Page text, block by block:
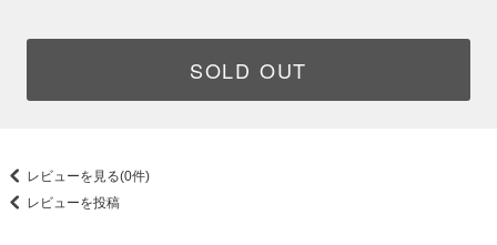
SOLD OUT
レビューを見る(0件)
レビューを投稿